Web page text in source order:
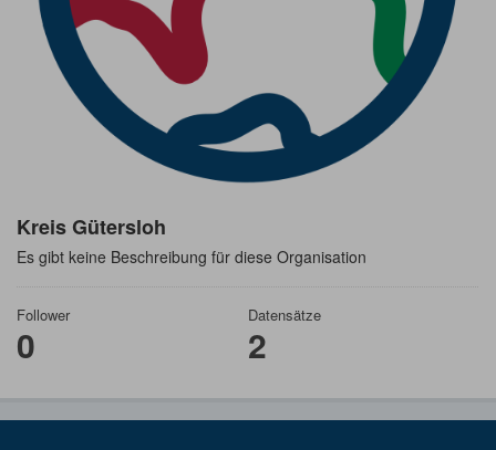
Kreis Gütersloh
Es gibt keine Beschreibung für diese Organisation
Follower
0
Datensätze
2